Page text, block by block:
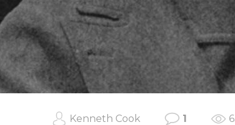
Kenneth Cook 1